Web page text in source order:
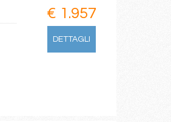
€ 1.957
DETTAGLI